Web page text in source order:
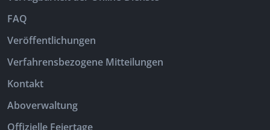
FAQ
Veröffentlichungen
Verfahrensbezogene Mitteilungen
Kontakt
Aboverwaltung
Offizielle Feiertage